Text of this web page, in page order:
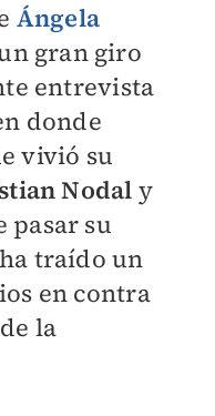
Ángela
gran giro
entrevista
donde
vivió su
Nodal y
pasar su
traído un
en contra
la